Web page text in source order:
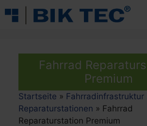
Inhalt
Fahrrad
Premium
Startseite » Fahrradinfrastruktur
Reparaturstationen » Fahrrad
Reparaturstation Premium